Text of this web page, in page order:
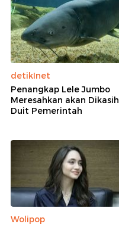
detikInet
Penangkap Lele Jumbo
Meresahkan akan Dikasih
Duit Pemerintah
Wolipop